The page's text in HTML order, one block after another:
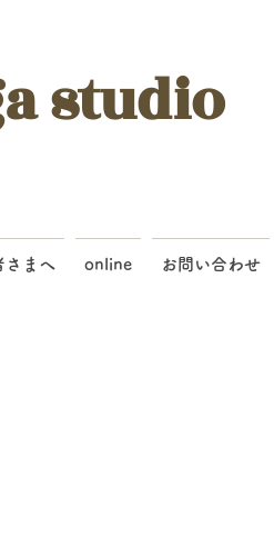
studio
さまへ online お問い合わせ